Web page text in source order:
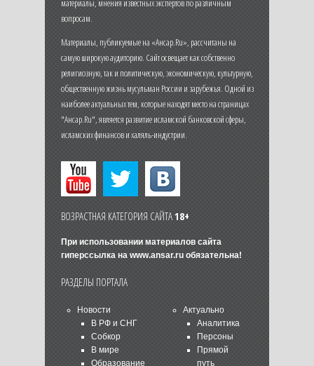
материалы, мнения известных экспертов по различным
вопросам.
Материалы, публикуемые на «Ансар.Ru», рассчитаны на
самую широкую аудиторию. Сайт освещает как собственно
религиозную, так и политическую, экономическую, культурную,
общественную жизнь мусульман России и зарубежья. Одной из
наиболее актуальных тем, которые находят место на страницах
"Ансар.Ru", является развитие исламской банковской сферы,
исламских финансов и халяль-индустрии.
ВОЗРАСТНАЯ КАТЕГОРИЯ САЙТА18+
При использовании материалов сайта
гиперссылка на www.ansar.ruобязательна!
РАЗДЕЛЫ ПОРТАЛА
Новости
В РФ и СНГ
Собкор
В мире
Образование
Актуально
Аналитика
Персоны
Прямой
путь